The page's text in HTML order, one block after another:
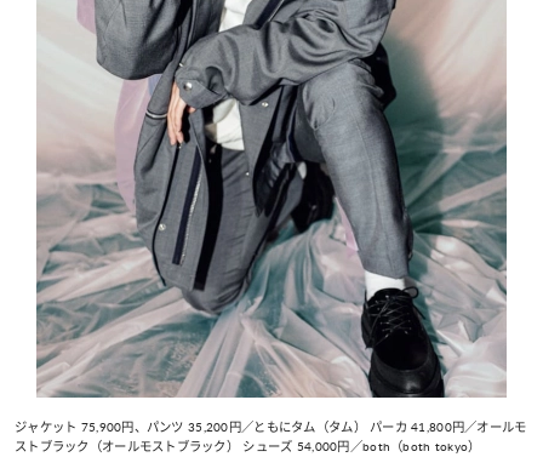
ジャケット 75,900円、パンツ 35,200円／ともにタム（タム） パーカ 41,800円／オールモ
ストブラック（オールモストブラック） シューズ 54,000円／both（both tokyo）